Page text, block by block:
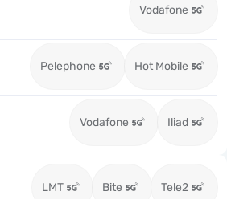
Vodafone
Pelephone Hot Mobile
Vodafone Iliad
LMT Bite Tele2